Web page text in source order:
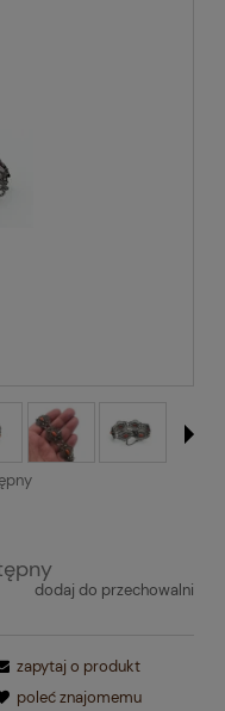
dodaj do przechowalni
zapytaj o produkt
poleć znajomemu